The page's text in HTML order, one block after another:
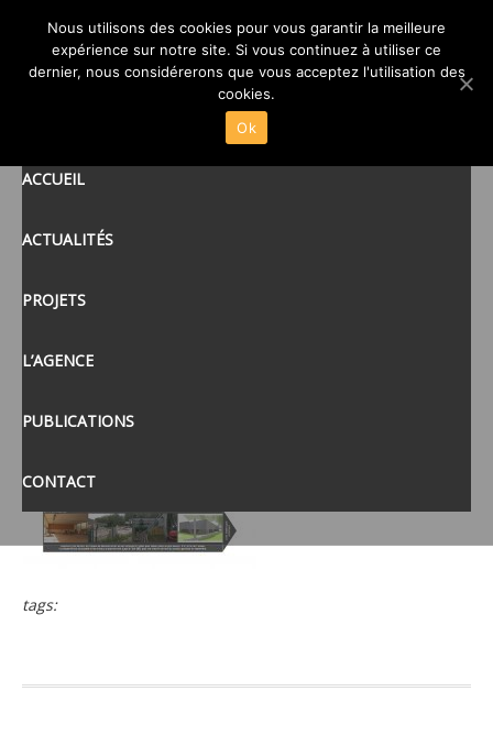
ACCUEIL
ACTUALITÉS
PROJETS
L’AGENCE
PUBLICATIONS
CONTACT
LETTRE_INFO_CHANTIER-
PAUL_SERUSIER__1_BD-1-2
posté le 28 SEP 2022
tags:
Nous utilisons des cookies pour vous garantir la meilleure
expérience sur notre site. Si vous continuez à utiliser ce
dernier, nous considérerons que vous acceptez l'utilisation des
cookies.
Ok